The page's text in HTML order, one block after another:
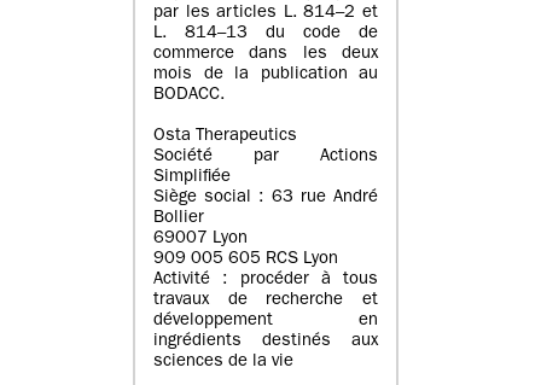
par les articles L. 814–2 et
L. 814–13 du code de
commerce dans les deux
mois de la publication au
BODACC.
Osta Therapeutics
Société par Actions
Simplifiée
Siège social : 63 rue André
Bollier
69007 Lyon
909 005 605 RCS Lyon
Activité : procéder à tous
travaux de recherche et
développement en
ingrédients destinés aux
sciences de la vie